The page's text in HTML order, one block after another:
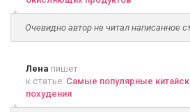
Очевидно автор не читал написанное
Лена пишет
к статье: Самые популярные
похудения